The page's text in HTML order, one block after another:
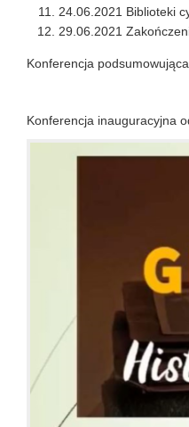
24.06.2021 Biblioteki
29.06.2021
Konferencja
Konferencja inauguracyjna